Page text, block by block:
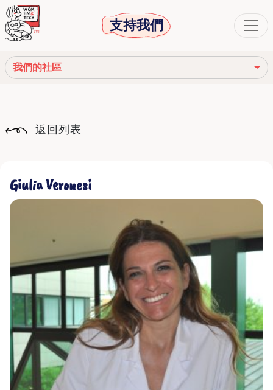
支持我們
我們的社區
我們的網絡
我們的社區
返回列表
Giulia Veronesi